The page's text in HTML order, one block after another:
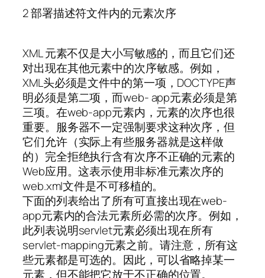
2 部署描述符文件内的元素次序
XML 元素不仅是大小写敏感的，而且它们还
对出现在其他元素中的次序敏感。例如，
XML头必须是文件中的第一项，DOCTYPE声
明必须是第二项，而web- app元素必须是第
三项。在web-app元素内，元素的次序也很
重要。服务器不一定强制要求这种次序，但
它们允许（实际上有些服务器就是这样做
的）完全拒绝执行含有次序不正确的元素的
Web应用。这表示使用非标准元素次序的
web.xml文件是不可移植的。
下面的列表给出了所有可直接出现在web-
app元素内的合法元素所必需的次序。例如，
此列表说明servlet元素必须出现在所有
servlet-mapping元素之前。请注意，所有这
些元素都是可选的。因此，可以省略掉某一
元素，但不能把它放于不正确的位置。